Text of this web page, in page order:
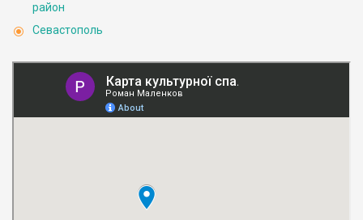
район
Севастополь